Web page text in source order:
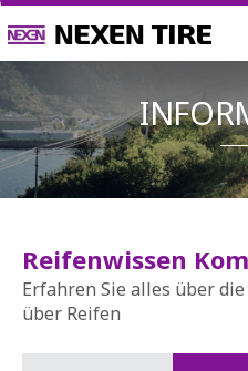
Reifenwissen
Erfahren Sie alles über
über Reifen